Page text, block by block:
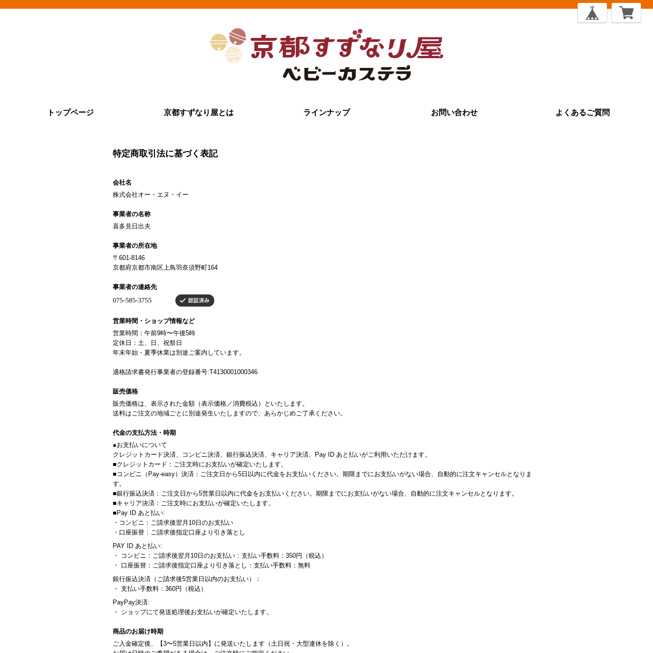
トップページ 京都すずなり屋とは ラインナップ お問い合わせ よくあるご質問
特定商取引法に基づく表記
会社名
株式会社オー・エヌ・イー
事業者の名称
喜多見日出夫
事業者の所在地
〒601-8146
京都府京都市南区上鳥羽奈須野町164
事業者の連絡先
営業時間・ショップ情報など
営業時間：午前9時〜午後5時
定休日：土、日、祝祭日
年末年始・夏季休業は別途ご案内しています。
適格請求書発行事業者の登録番号:T4130001000346
販売価格
販売価格は、表示された金額（表示価格／消費税込）といたします。
送料はご注文の地域ごとに別途発生いたしますので、あらかじめご了承ください。
代金の支払方法・時期
●お支払いについて
クレジットカード決済、コンビニ決済、銀行振込決済、キャリア決済、Pay ID あと払いがご利用いただけます。
■クレジットカード：ご注文時にお支払いが確定いたします。
■コンビニ（Pay-easy）決済：ご注文日から5日以内に代金をお支払いください。期限までにお支払いがない場合、自動的に注文キャンセルとなりま
す。
■銀行振込決済：ご注文日から5営業日以内に代金をお支払いください。期限までにお支払いがない場合、自動的に注文キャンセルとなります。
■キャリア決済：ご注文時にお支払いが確定いたします。
■Pay ID あと払い:
・コンビニ：ご請求後翌月10日のお支払い
・口座振替：ご請求後指定口座より引き落とし
PAY ID あと払い:
・ コンビニ：ご請求後翌月10日のお支払い：支払い手数料：350円（税込）
・ 口座振替：ご請求後指定口座より引き落とし：支払い手数料：無料
銀行振込決済（ご請求後5営業日以内のお支払い）：
・ 支払い手数料：360円（税込）
PayPay決済:
・ ショップにて発送処理後お支払いが確定いたします。
商品のお届け時期
ご入金確定後、【3〜5営業日以内】に発送いたします（土日祝・大型連休を除く）。